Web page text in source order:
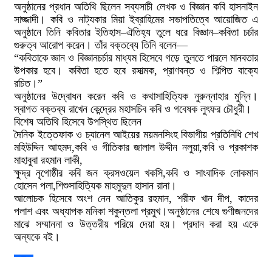
অনুষ্ঠানের প্রধান অতিথি ছিলেন সব্যসাচী লেখক ও বিজ্ঞান কবি হাসনাইন
সাজ্জাদী। কবি ও নাট্যকার মিয়া ইব্রাহিমের সভাপতিত্বে আয়োজিত এ
অনুষ্ঠানে তিনি কবিতার ইতিহাস–ঐতিহ্য তুলে ধরে বিজ্ঞান–কবিতা চর্চার
গুরুত্ব আরোপ করেন। তাঁর বক্তব্যে তিনি বলেন—
“কবিতাকে জ্ঞান ও বিজ্ঞানচর্চার মাধ্যম হিসেবে গড়ে তুলতে পারলে মানবতার
উপকার হবে। কবিতা হতে হবে রসাত্মক, প্রাণবন্ত ও শিল্পিত বাক্যে
রচিত।”
অনুষ্ঠানের উদ্বোধন করেন কবি ও কথাসাহিত্যিক নুরুন্নাহার মুন্নি।
স্বাগত বক্তব্য রাখেন কেন্দ্রের মহাসচিব কবি ও গবেষক লুৎফর চৌধুরী।
বিশেষ অতিথি হিসেবে উপস্থিত ছিলেন
দৈনিক ইত্তেফাক ও চ্যানেল আইয়ের ময়মনসিংহ বিভাগীয় প্রতিনিধি শেখ
মহিউদ্দিন আহমদ,কবি ও গীতিকার জালাল উদ্দীন নলুয়া,কবি ও প্রকাশক
মাহাবুবা রহমান লাকী,
ক্ষুদ্র নৃগোষ্ঠীর কবি জন ক্রসওয়েল খকসি,কবি ও সাংবাদিক লোকমান
হোসেন পলা,শিশুসাহিত্যিক মাহমুদুল হাসান রানা।
আলোচক হিসেবে অংশ নেন আতিকুর রহমান, শরীফ খান দীপ, কাদের
পলাশ এবং অধ্যাপক মনিকা শকুন্তলা প্রমুখ।অনুষ্ঠানের শেষে গুণীজনদের
মাঝে সম্মাননা ও উত্তরীয় পরিয়ে দেয়া হয়। প্রদান করা হয় একে
অন্যকে বই।